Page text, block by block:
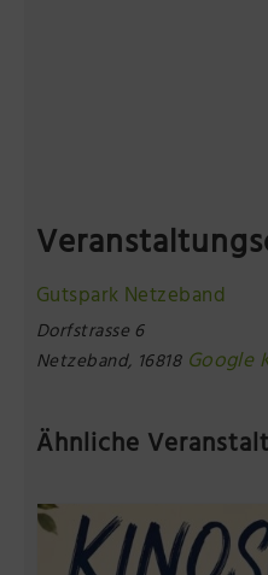
Gutspark Netzeband
Dorfstrasse 6
Netzeband, 16818 Google
Ähnliche